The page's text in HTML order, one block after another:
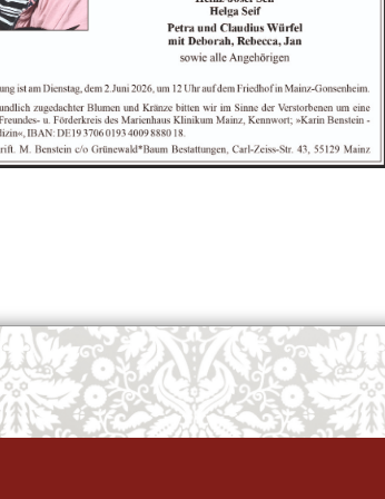
OK
European Commission | Cookies Policy
powered by